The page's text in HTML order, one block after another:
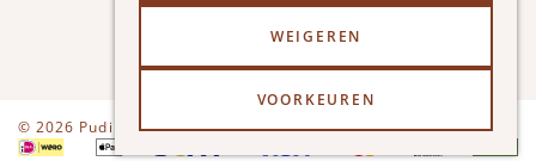
Klantenservice - Ruilen & Retourneren
© 2026 Pudilo DisclaimerPrivacy
WEIGEREN
VOORKEUREN